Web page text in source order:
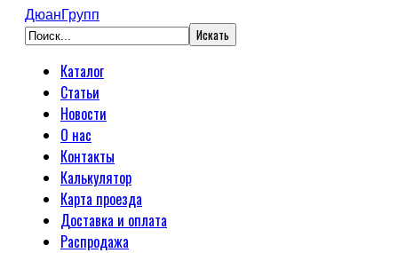
ДюанГрупп
Каталог
Статьи
Новости
О нас
Контакты
Калькулятор
Карта проезда
Доставка и оплата
Распродажа